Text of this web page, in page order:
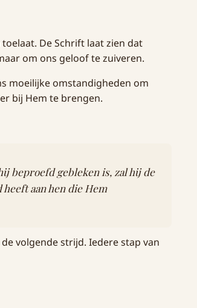
De Schrift laat zien dat
om ons geloof te zuiveren.
moeilijke omstandigheden om
bij Hem te brengen.
beproefd gebleken is, zal hij de
aan hen die Hem
volgende strijd. Iedere stap van